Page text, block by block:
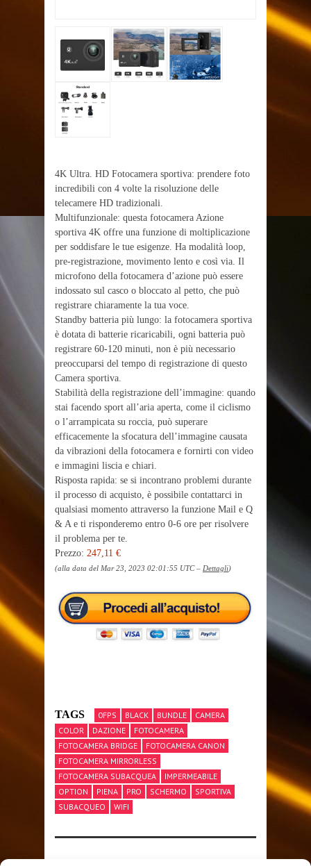
4K Ultra. HD Fotocamera sportiva: prendere foto
incredibili con 4 volte la risoluzione delle
telecamere HD tradizionali.
Multifunzionale: questa fotocamera Azione
sportiva 4K offre una funzione di moltiplicazione
per soddisfare le tue esigenze. Ha modalità loop,
pre-registrazione, movimento lento e così via. Il
microfono della fotocamera d’azione può essere
indossato sul casco o bloccato al petto, che può
registrare chiaramente la tua voce.
Standby batteria più lungo: la fotocamera sportiva
è dotata di batterie ricaricabili, ogni batteria può
registrare 60-120 minuti, non è più necessario
preoccuparsi del tempo di registrazione di questo
Camera sportiva.
Stabilità della registrazione dell’immagine: quando
stai facendo sport all’aria aperta, come il ciclismo
o l’arrampicata su roccia, può superare
efficacemente la sfocatura dell’immagine causata
da vibrazioni della fotocamera e fornirti con video
e immagini liscia e chiari.
Risposta rapida: se si incontrano problemi durante
il processo di acquisto, è possibile contattarci in
qualsiasi momento attraverso la funzione Mail e Q
& A e ti risponderemo entro 0-6 ore per risolvere
il problema per te.
Prezzo: 247,11 €
(alla data del Mar 23, 2023 02:01:55 UTC – Dettagli)
TAGS 0FPS BLACK BUNDLE
CAMERA
COLOR
DAZIONE
FOTOCAMERA
FOTOCAMERA BRIDGE
FOTOCAMERA CANON
FOTOCAMERA MIRRORLESS
FOTOCAMERA SUBACQUEA
IMPERMEABILE
OPTION
PIENA PRO SCHERMO
SPORTIVA
SUBACQUEO
WIFI